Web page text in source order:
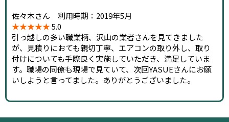
佐々木さん 利用時期：2019年5月
★★★★★5.0
引っ越しの多い職業柄、沢山の業者さんを見てきました
が、見積りにおても親切丁寧、エアコンの取り外し、取り
付けについても手際良く実施していただき、満足していま
す。職場の同僚も現場で見ていて、次回YASUEさんにお願
いしようと言ってました。ありがとうございました。